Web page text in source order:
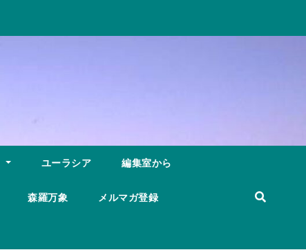
ユーラシア 編集室から
森羅万象 メルマガ登録